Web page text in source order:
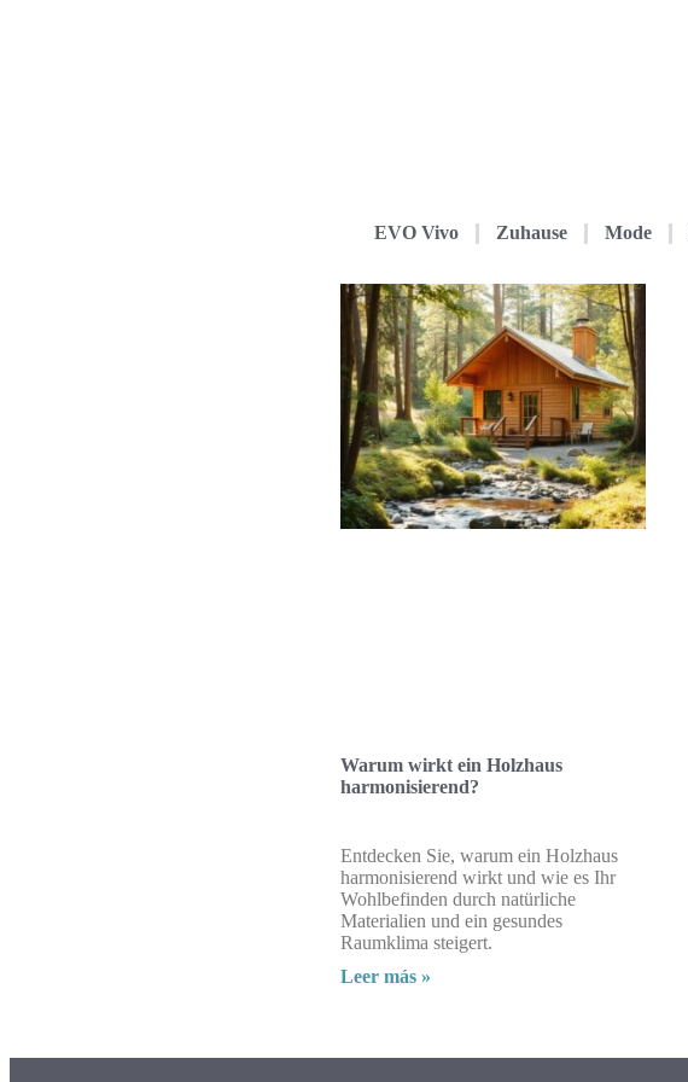
EVO Vivo Zuhause Mode
Warum wirkt ein Holzhaus
harmonisierend?
Entdecken Sie, warum ein Holzhaus
harmonisierend wirkt und wie es Ihr
Wohlbefinden durch natürliche
Materialien und ein gesundes
Raumklima steigert.
Leer más »